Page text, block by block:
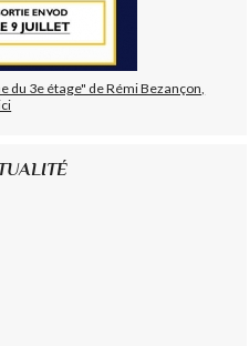
3e étage" de Rémi Bezançon,